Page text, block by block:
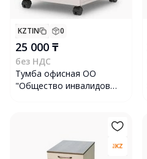
KZTIN 0
25 000 ₸
без НДС
Тумба офисная ОО
"Общество инвалидов